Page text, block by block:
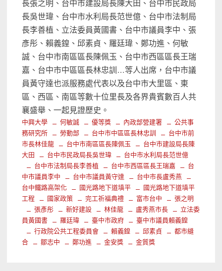
長張之明、台中市建設局長陳大田、台中市民政局
長吳世瑋、台中市水利局長范世億、台中市法制局
長李善植、立法委員黃國書、台中市議員李中、張
彥彤、賴義鍠、邱素貞、羅廷瑋、鄭功進、何敏
誠、台中市南區區長陳佩玉、台中市西區區長王瑞
嘉、台中市中區區長林忠訓…等人出席，台中市議
員黃守達也派服務處代表以及台中市大里區、東
區、西區、南區等數十位里長及各界貴賓數百人共
襄盛舉、一起見證歷史。
中興大學 何敏誠 優等獎 內政部營建署
公共事
務研究所
勞動部 台中市中區區長林忠訓
台中市前
市長林佳龍
台中市南區區長陳佩玉
台中市建設局長陳
大田
台中市民政局長吳世瑋
台中市水利局長范世億
台中市法制局長李善植
台中市西區區長王瑞嘉
台
中市議員李中
台中市議員黃守達
台中市長盧秀燕
台中鐵路高架化
國光路地下道填平
國光路地下道填平
工程
國家政策 完工祈福典禮 富市台中
張之明
張彥彤
新好建設 林佳龍 盧秀燕市長
立法委
員黃國書
羅廷瑋 臺中市政府
臺中市議員賴義鍠
行政院公共工程委員會
賴義鍠 邱素貞
都市縫
合
鄒志中 鄭功進 金安獎 金質獎